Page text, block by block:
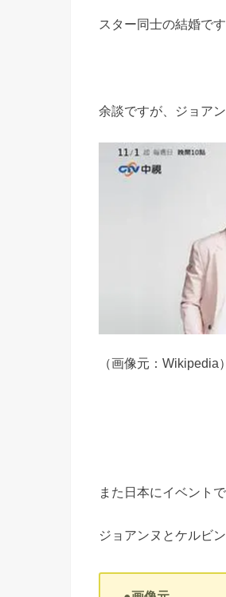
スター同士の結婚で
余談ですが、ジョア
（画像元：Wikipedia）
また日本にイベント
ジョアンヌとケルビ